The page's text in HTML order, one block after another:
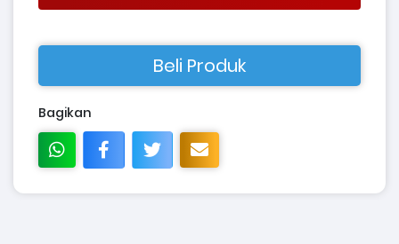
Beli Produk
Bagikan